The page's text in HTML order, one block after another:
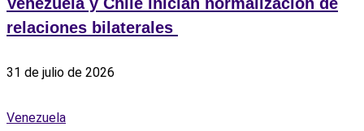
relaciones bilaterales ‎
31 de julio de 2026
Venezuela